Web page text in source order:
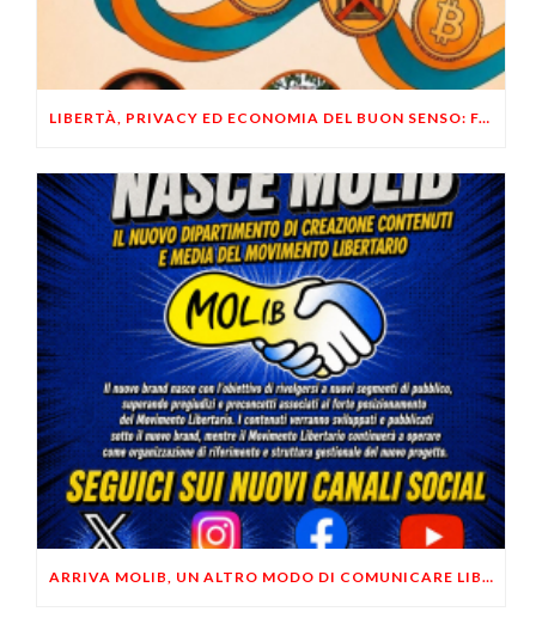
LIBERTÀ, PRIVACY ED ECONOMIA DEL BUON SENSO: FACCO E MUSUMECI A CASALECCHIO DI RENO (BO)
ARRIVA MOLIB, UN ALTRO MODO DI COMUNICARE LIBERTARIO